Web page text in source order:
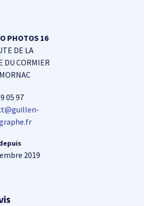
PHOTOS 16
DE LA
DU CORMIER
05 97
2019